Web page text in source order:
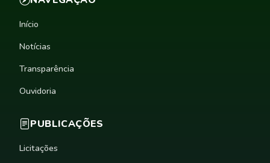
Início
Notícias
Transparência
Ouvidoria
PUBLICAÇÕES
Licitações